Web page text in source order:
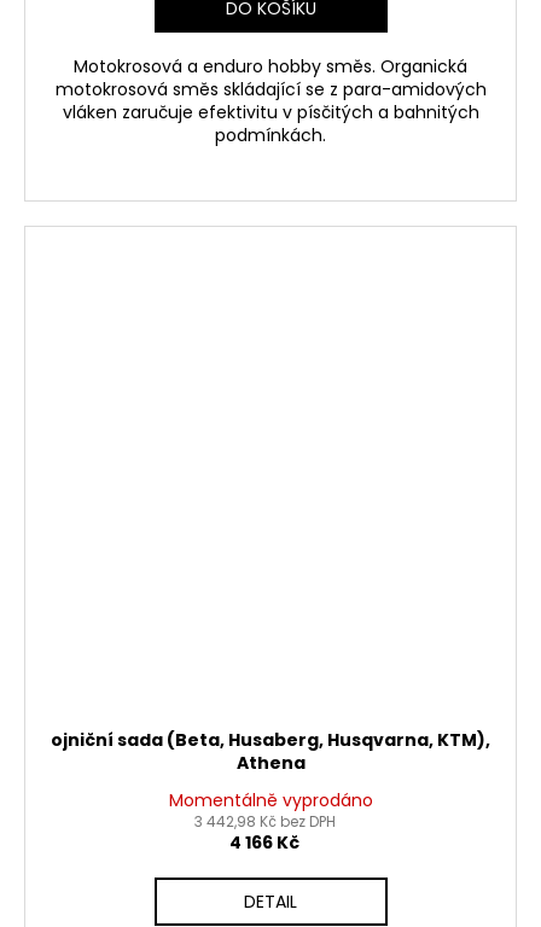
DO KOŠÍKU
Motokrosová a enduro hobby směs. Organická
motokrosová směs skládající se z para-amidových
vláken zaručuje efektivitu v písčitých a bahnitých
podmínkách.
ojniční sada (Beta, Husaberg, Husqvarna, KTM),
Athena
Momentálně vyprodáno
3 442,98 Kč bez DPH
4 166 Kč
DETAIL